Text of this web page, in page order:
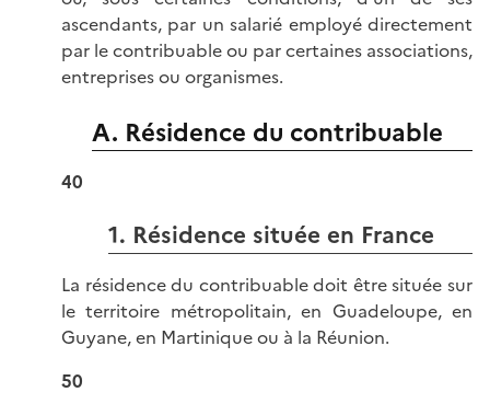
ascendants, par un salarié employé directement
par le contribuable ou par certaines associations,
entreprises ou organismes.
A. Résidence du contribuable
40
1. Résidence située en France
La résidence du contribuable doit être située sur
le territoire métropolitain, en Guadeloupe, en
Guyane, en Martinique ou à la Réunion.
50